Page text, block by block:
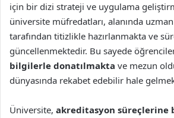
için bir dizi strateji ve uygulama
üniversite müfredatları, alanında
tarafından titizlikle hazırlanmakta ve
güncellenmektedir. Bu sayede
bilgilerle donatılmakta ve mezun
dünyasında rekabet edebilir hale
Üniversite, akreditasyon süreçlerine